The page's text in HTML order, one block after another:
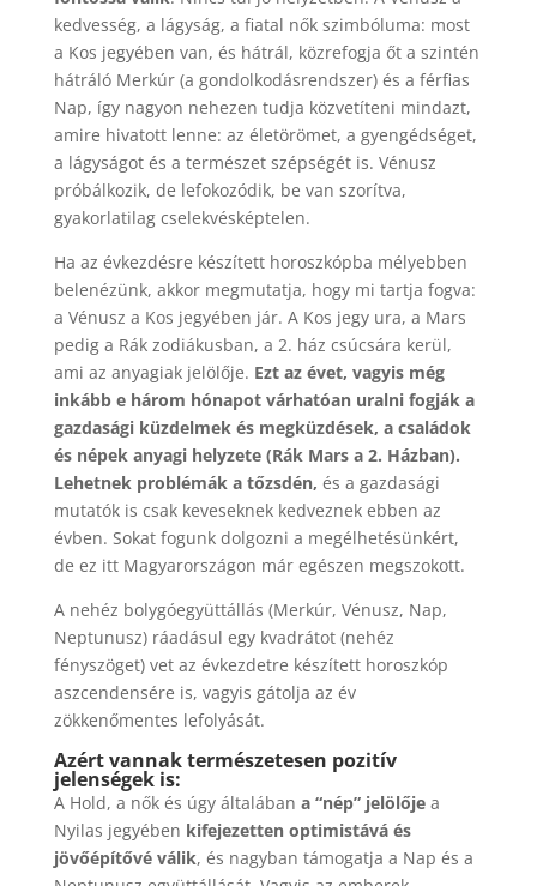
kedvesség, a lágyság, a fiatal nők szimbóluma: most
a Kos jegyében van, és hátrál, közrefogja őt a szintén
hátráló Merkúr (a gondolkodásrendszer) és a férfias
Nap, így nagyon nehezen tudja közvetíteni mindazt,
amire hivatott lenne: az életörömet, a gyengédséget,
a lágyságot és a természet szépségét is. Vénusz
próbálkozik, de lefokozódik, be van szorítva,
gyakorlatilag cselekvésképtelen.
Ha az évkezdésre készített horoszkópba mélyebben
belenézünk, akkor megmutatja, hogy mi tartja fogva:
a Vénusz a Kos jegyében jár. A Kos jegy ura, a Mars
pedig a Rák zodiákusban, a 2. ház csúcsára kerül,
ami az anyagiak jelölője. Ezt az évet, vagyis még
inkább e három hónapot várhatóan uralni fogják a
gazdasági küzdelmek és megküzdések, a családok
és népek anyagi helyzete (Rák Mars a 2. Házban).
Lehetnek problémák a tőzsdén, és a gazdasági
mutatók is csak keveseknek kedveznek ebben az
évben. Sokat fogunk dolgozni a megélhetésünkért,
de ez itt Magyarországon már egészen megszokott.
A nehéz bolygóegyüttállás (Merkúr, Vénusz, Nap,
Neptunusz) ráadásul egy kvadrátot (nehéz
fényszöget) vet az évkezdetre készített horoszkóp
aszcendensére is, vagyis gátolja az év
zökkenőmentes lefolyását.
Azért vannak természetesen pozitív
jelenségek is:
A Hold, a nők és úgy általában a “nép” jelölőjea
Nyilas jegyében kifejezetten optimistává és
jövőépítővé válik, és nagyban támogatja a Nap és a